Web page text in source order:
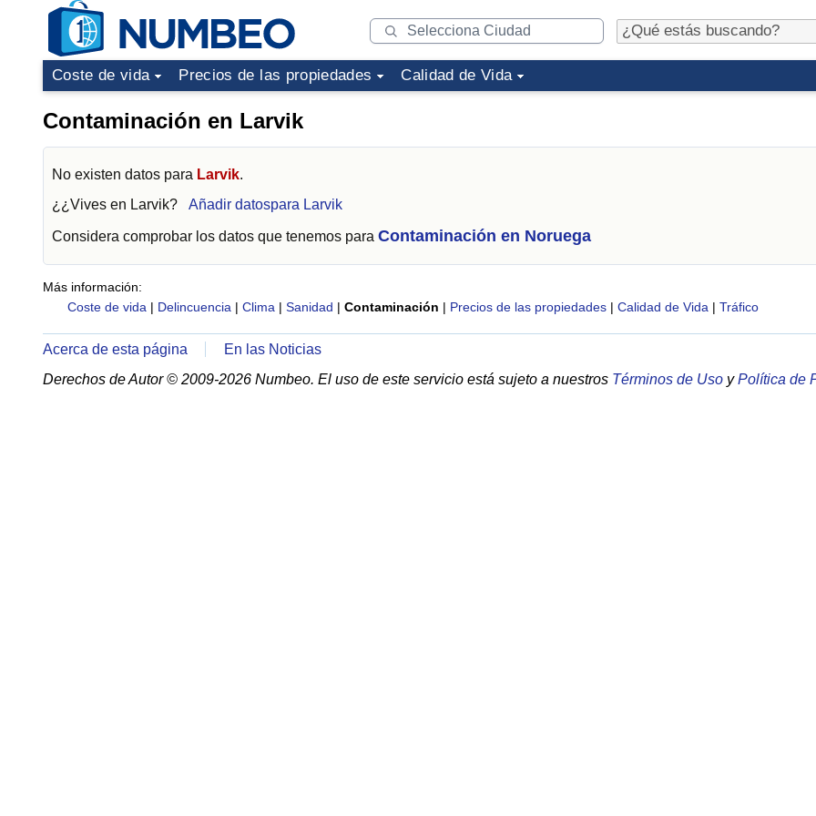
Coste de vida Precios de las propiedades Calidad de Vida
Contaminación en Larvik
No existen datos para Larvik.
¿¿Vives en Larvik? Añadir datospara Larvik
Considera comprobar los datos que tenemos para Contaminación en Noruega
Más información:
Coste de vida | Delincuencia | Clima | Sanidad | Contaminación | Precios de las propiedades | Calidad de Vida | Tráfico
Acerca de esta página
En las Noticias
Derechos de Autor © 2009-2026 Numbeo. El uso de este servicio está sujeto a nuestros Términos de Uso yPolítica de